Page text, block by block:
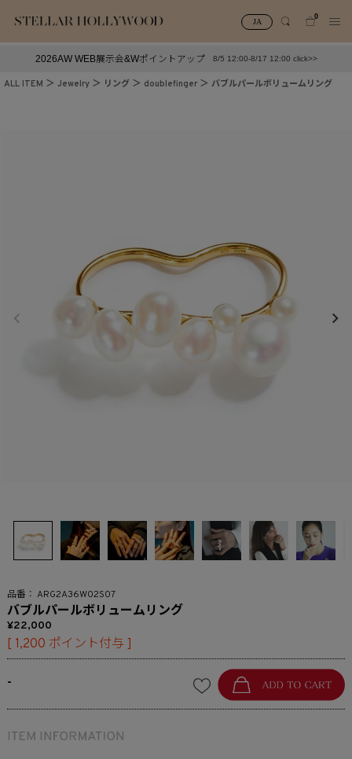
JA
0
2026AW WEB展示会&Wポイントアップ 8/5 12:00-8/17 12:00 click>>
ALL ITEM Jewelry リング doublefinger バブルパールボリュームリング
ARG2A36W02S07
バブルパールボリュームリング
22,000
[ 1,200 ポイント付与 ]
-